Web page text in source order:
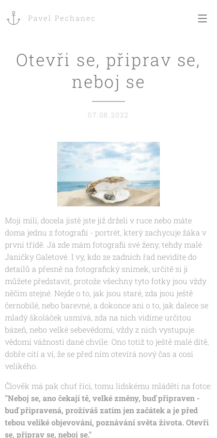
Pavel Pechanec
Otevři se, připrav se,
neboj se
07.08.2022
Moji milí, docela jistě jste již drželi v ruce nebo máte
doma jednu z fotografií - portrét, který zachycuje žáka v
první třídě. Já zde mám fotografii své ženy, tehdy malé
Janičky Galetové. I vy, kdo ze zadních řad nevidíte do
detailů a přesně na fotografický snímek, určitě si ji
můžete představit, protože všechny tyto fotky jsou vždy
něčím stejné. Nejde o to, jak jsou staré, zda jsou ještě
černobílé, nebo barevné, a dokonce ani o to, jak dalece se
mladý školáček usmívá, zda na nich vidíme určitou
bázeň, nebo velké sebevědomí, vždy z nich vystupuje
vědomí vážnosti dané chvíle. Ono totiž to ještě malé dítě,
dobře cítí a ví, že se před ním otevírá nový čas a cosi
velikého.
Člověk má pak chuť říci, tomu lidskému mláděti na fotce:
"Neboj se, ano čekají tě, velké změny, buď připraven -
buď připravená, prožíváš zatím jen začátek a je před
tebou veliké objevování, poznávání světa života. Otevři
se, připrav se, neboj se."